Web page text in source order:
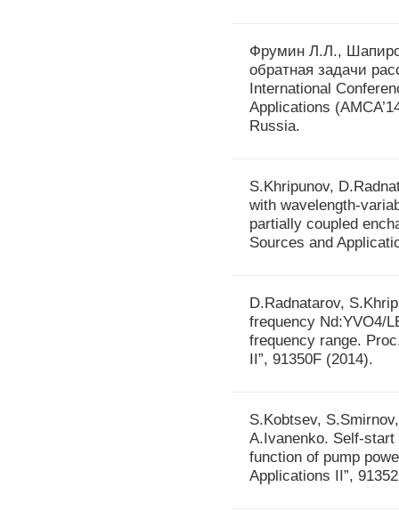
Фрумин Л.Л.,
обратная задачи
International
Applications
Russia.
S.Khripunov,
with wavelength-
partially coupled
Sources and
D.Radnatarov,
frequency Nd:YVO4/
frequency range.
II”, 91350F (2014).
S.Kobtsev,
A.Ivanenko. Self-
function of pump
Applications II”,